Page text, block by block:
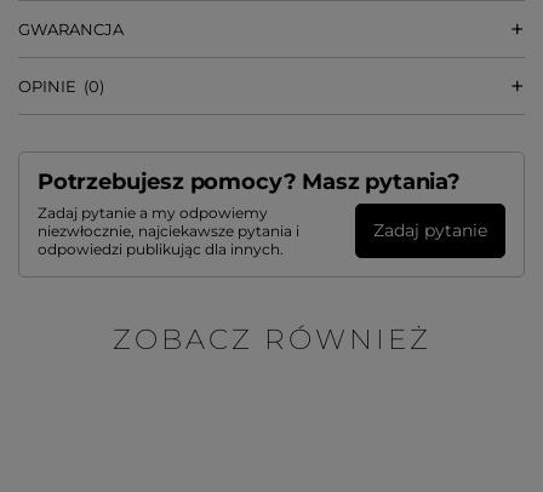
GWARANCJA
OPINIE (0)
Potrzebujesz pomocy? Masz pytania?
Zadaj pytanie a my odpowiemy
niezwłocznie, najciekawsze pytania i
odpowiedzi publikując dla innych.
Zadaj pytanie
ZOBACZ RÓWNIEŻ